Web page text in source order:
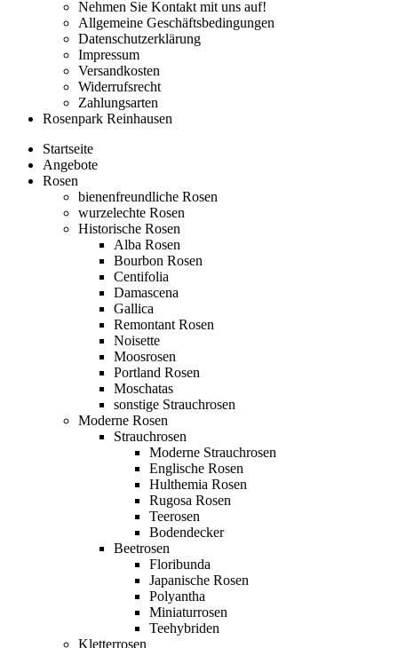
Nehmen Sie Kontakt mit uns auf!
Allgemeine Geschäftsbedingungen
Datenschutzerklärung
Impressum
Versandkosten
Widerrufsrecht
Zahlungsarten
Rosenpark Reinhausen
Startseite
Angebote
Rosen
bienenfreundliche Rosen
wurzelechte Rosen
Historische Rosen
Alba Rosen
Bourbon Rosen
Centifolia
Damascena
Gallica
Remontant Rosen
Noisette
Moosrosen
Portland Rosen
Moschatas
sonstige Strauchrosen
Moderne Rosen
Strauchrosen
Moderne Strauchrosen
Englische Rosen
Hulthemia Rosen
Rugosa Rosen
Teerosen
Bodendecker
Beetrosen
Floribunda
Japanische Rosen
Polyantha
Miniaturrosen
Teehybriden
Kletterrosen